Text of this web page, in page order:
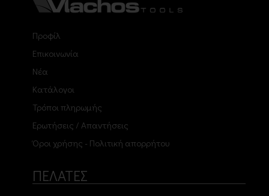
Προφίλ
Επικοινωνία
Νέα
Κατάλογοι
Τρόποι πληρωμής
Ερωτήσεις / Απαντήσεις
Όροι χρήσης - Πολιτική απορρήτου
ΠΕΛΑΤΕΣ